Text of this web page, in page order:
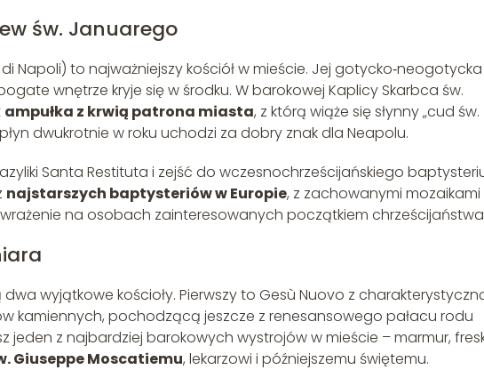
św. Januarego
Napoli) to najważniejszy kościół w mieście. Jej gotycko‑neogotycka
wnętrze kryje się w środku. W barokowej Kaplicy Skarbca św.
ampułka z krwią patrona miasta, z którą wiąże się słynny „cud św.
dwukrotnie w roku uchodzi za dobry znak dla Neapolu.
Santa Restituta i zejść do wczesnochrześcijańskiego
najstarszych baptysteriów w Europie, z zachowanymi mozaikami
na osobach zainteresowanych początkiem
wyjątkowe kościoły. Pierwszy to Gesù Nuovo z
kamiennych, pochodzącą jeszcze z renesansowego pałacu rodu
jeden z najbardziej barokowych wystrojów w mieście – marmur,
Giuseppe Moscatiemu, lekarzowi i późniejszemu świętemu.